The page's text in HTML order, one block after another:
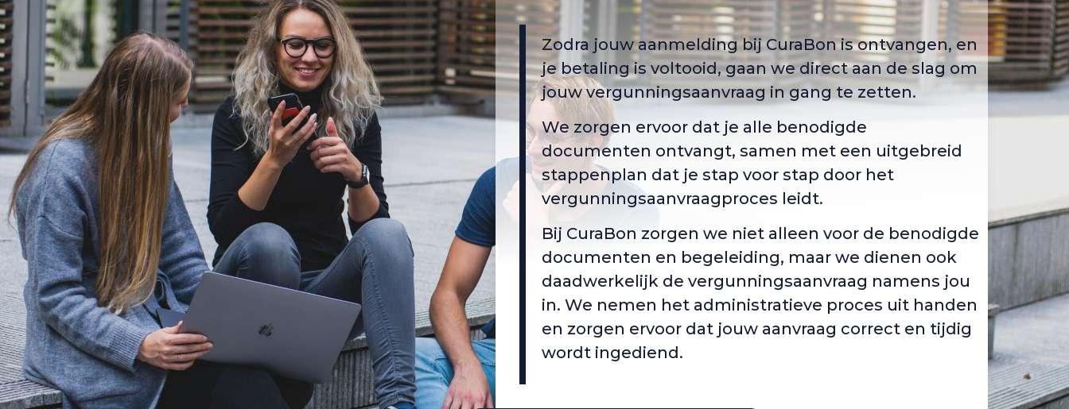
Zodra jouw aanmelding bij CuraBon is ontvangen, en
je betaling is voltooid, gaan we direct aan de slag om
jouw vergunningsaanvraag in gang te zetten.
We zorgen ervoor dat je alle benodigde
documenten ontvangt, samen met een uitgebreid
stappenplan dat je stap voor stap door het
vergunningsaanvraagproces leidt.
Bij CuraBon zorgen we niet alleen voor de benodigde
documenten en begeleiding, maar we dienen ook
daadwerkelijk de vergunningsaanvraag namens jou
in. We nemen het administratieve proces uit handen
en zorgen ervoor dat jouw aanvraag correct en tijdig
wordt ingediend.